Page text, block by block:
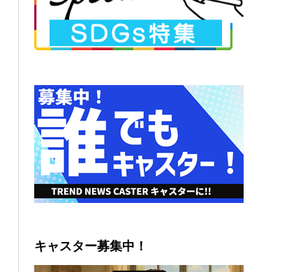
キャスター募集中！